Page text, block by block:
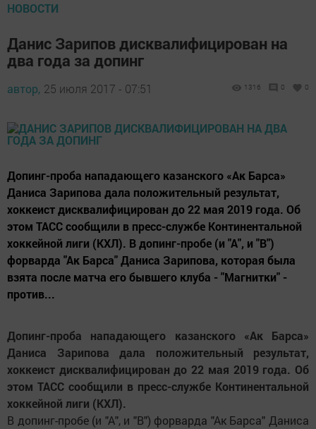
НОВОСТИ
Данис Зарипов дисквалифицирован на
два года за допинг
автор, 25 июля 2017 - 07:51 1316 0 0
Допинг-проба нападающего казанского «Ак Барса»
Даниса Зарипова дала положительный результат,
хоккеист дисквалифицирован до 22 мая 2019 года. Об
этом ТАСС сообщили в пресс-службе Континентальной
хоккейной лиги (КХЛ). В допинг-пробе (и "А", и "В")
форварда "Ак Барса" Даниса Зарипова, которая была
взята после матча его бывшего клуба - "Магнитки" -
против...
Допинг-проба нападающего казанского «Ак Барса»
Даниса Зарипова дала положительный результат,
хоккеист дисквалифицирован до 22 мая 2019 года. Об
этом ТАСС сообщили в пресс-службе Континентальной
хоккейной лиги (КХЛ).
В допинг-пробе (и "А", и "В") форварда "Ак Барса" Даниса